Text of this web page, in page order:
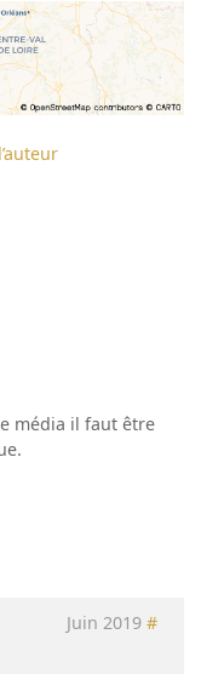
média il faut être
Juin 2019 #